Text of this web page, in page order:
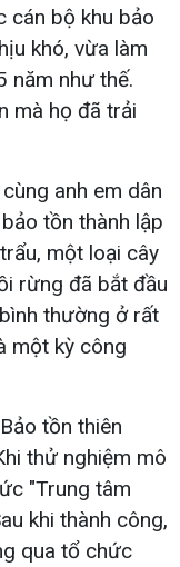
cán bộ khu bảo
khó, vừa làm
năm như thế.
mà họ đã trải
anh em dân
tồn thành lập
một loại cây
rừng đã bắt đầu
thường ở rất
một kỳ công
tồn thiên
thử nghiệm mô
"Trung tâm
khi thành công,
qua tổ chức